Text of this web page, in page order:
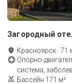
Загородный
Красноярск ·71
Опорно-
система,
Бассейн 171 м²